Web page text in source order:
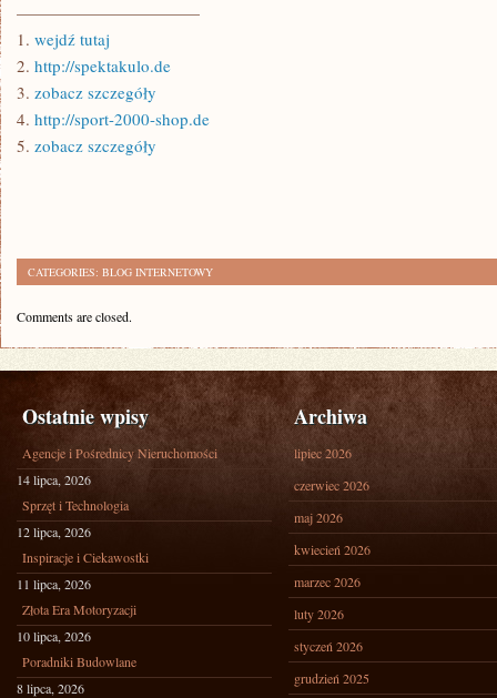
———————————
1. wejdź tutaj
2. http://spektakulo.de
3. zobacz szczegóły
4. http://sport-2000-shop.de
5. zobacz szczegóły
CATEGORIES: BLOG INTERNETOWY
Comments are closed.
Ostatnie wpisy
Agencje i Pośrednicy Nieruchomości
14 lipca, 2026
Sprzęt i Technologia
12 lipca, 2026
Inspiracje i Ciekawostki
11 lipca, 2026
Złota Era Motoryzacji
10 lipca, 2026
Poradniki Budowlane
8 lipca, 2026
Archiwa
lipiec 2026
czerwiec 2026
maj 2026
kwiecień 2026
marzec 2026
luty 2026
styczeń 2026
grudzień 2025